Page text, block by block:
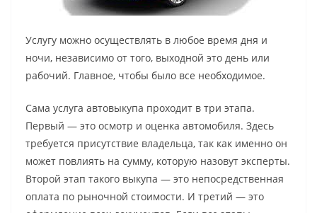
Услугу можно осуществлять в любое время дня и
ночи, независимо от того, выходной это день или
рабочий. Главное, чтобы было все необходимое.
Сама услуга автовыкупа проходит в три этапа.
Первый — это осмотр и оценка автомобиля. Здесь
требуется присутствие владельца, так как именно он
может повлиять на сумму, которую назовут эксперты.
Второй этап такого выкупа — это непосредственная
оплата по рыночной стоимости. И третий — это